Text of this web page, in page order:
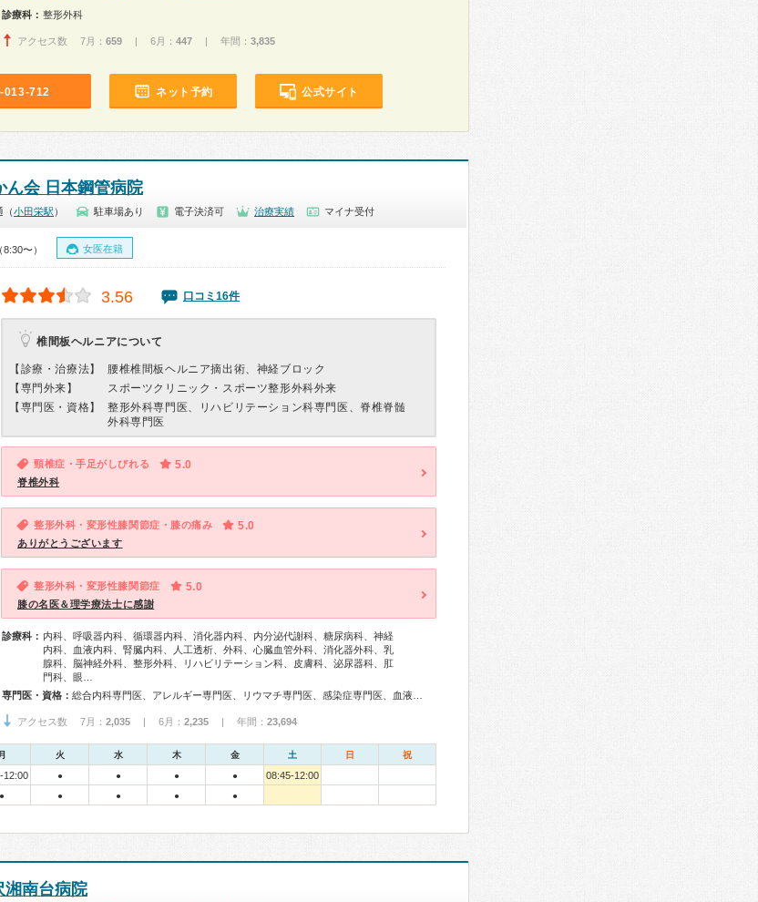
診療科： 整形外科
アクセス数 7月： 659 | 6月： 447 | 年間： 3,835
013-712 ネット予約 公式サイト
ん会 日本鋼管病院
（小田栄駅 ） 駐車場あり 電子決済可 治療実績 マイナ受付
〜） 女医在籍
3.56 口コミ16件
椎間板ヘルニアについて
【診療・治療法】
腰椎椎間板ヘルニア摘出術、神経ブロック
【専門外来】
スポーツクリニック・スポーツ整形外科外来
【専門医・資格】
整形外科専門医、リハビリテーション科専門医、脊椎脊髄
外科専門医
頸椎症・手足がしびれる 5.0
脊椎外科
整形外科・変形性膝関節症・膝の痛み 5.0
ありがとうございます
整形外科・変形性膝関節症 5.0
膝の名医＆理学療法士に感謝
診療科： 内科、呼吸器内科、循環器内科、消化器内科、内分泌代謝科、糖尿病科、神経
内科、血液内科、腎臓内科、人工透析、外科、心臓血管外科、消化器外科、乳
腺科、脳神経外科、整形外科、リハビリテーション科、皮膚科、泌尿器科、肛
門科、眼…
専門医・資格：
アクセス数 7月： 2,035 | 6月： 2,235 | 年間： 23,694
月 火 水 木 金 土 日 祝
12:00 ● ● ● ●
08:45-12:00
● ● ● ● ●
湘南台病院